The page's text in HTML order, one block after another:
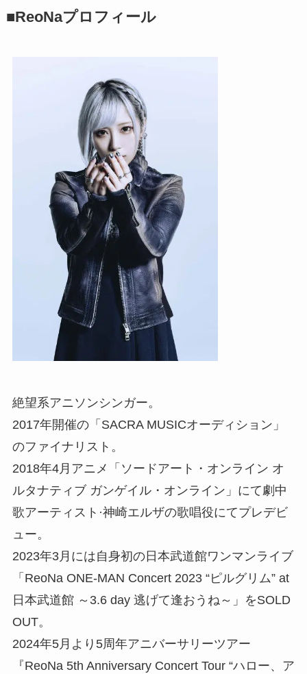
■ReoNaプロフィール
絶望系アニソンシンガー。
2017年開催の「SACRA MUSICオーディション」
のファイナリスト。
2018年4月アニメ「ソードアート・オンライン オ
ルタナティブ ガンゲイル・オンライン」にて劇中
歌アーティスト·神崎エルザの歌唱役にてプレデビ
ュー。
2023年3月には自身初の日本武道館ワンマンライブ
「ReoNa ONE-MAN Concert 2023 “ピルグリム” at
日本武道館 ～3.6 day 逃げて逢おうね～」をSOLD
OUT。
2024年5月より5周年アニバーサリーツアー
『ReoNa 5th Anniversary Concert Tour “ハロー、ア